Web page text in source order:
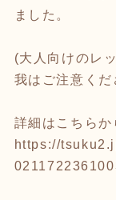
ました。
(大人向けのレ
我はご注意くだ
詳細はこちらか
https://